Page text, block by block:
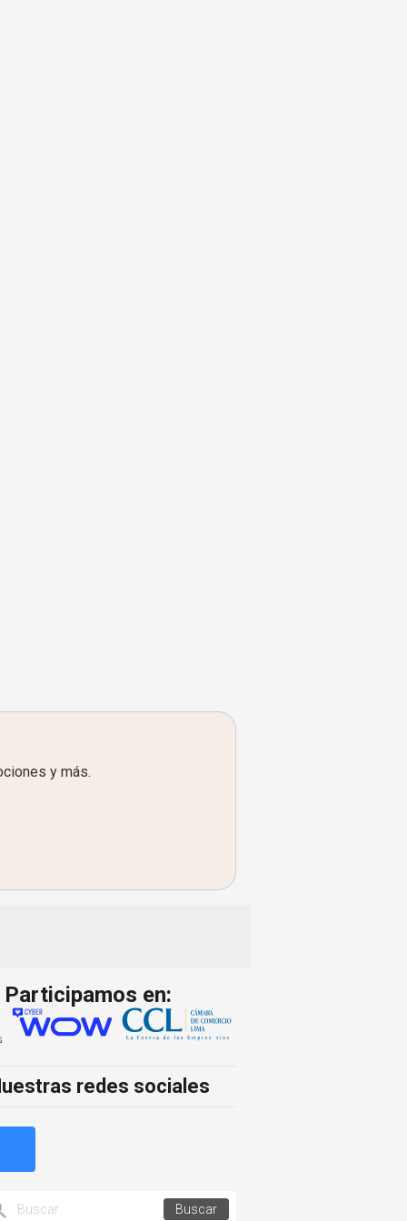
y más.
Participamos en:
redes sociales
Buscar